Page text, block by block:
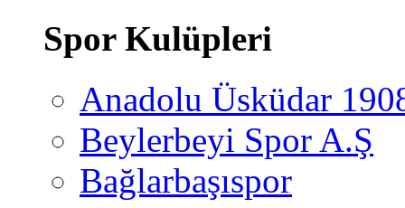
Spor Kulüpleri
Anadolu Üsküdar
Beylerbeyi Spor A.Ş
Bağlarbaşıspor